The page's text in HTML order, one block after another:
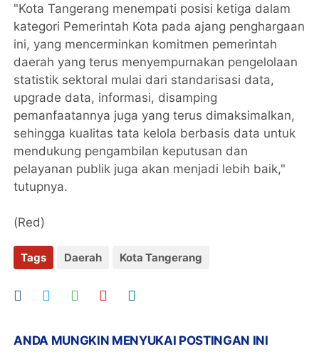
"Kota Tangerang menempati posisi ketiga dalam
kategori Pemerintah Kota pada ajang penghargaan
ini, yang mencerminkan komitmen pemerintah
daerah yang terus menyempurnakan pengelolaan
statistik sektoral mulai dari standarisasi data,
upgrade data, informasi, disamping
pemanfaatannya juga yang terus dimaksimalkan,
sehingga kualitas tata kelola berbasis data untuk
mendukung pengambilan keputusan dan
pelayanan publik juga akan menjadi lebih baik,"
tutupnya.
(Red)
Tags Daerah Kota Tangerang
ANDA MUNGKIN MENYUKAI POSTINGAN INI